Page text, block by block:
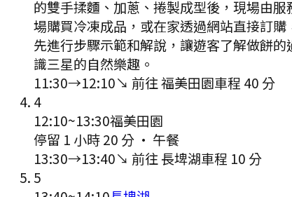
的雙手揉麵、加蔥、捲製成型後，現場由
場購買冷凍成品，或在家透過網站直接訂
先進行步驟示範和解說，讓遊客了解做餅
識三星的自然樂趣。
11:30→12:10↘ 前往福美田園車程 40 分
4
12:10~13:30福美田園
停留 1 小時 20 分 · 午餐
13:30→13:40↘ 前往 長埤湖車程 10 分
5